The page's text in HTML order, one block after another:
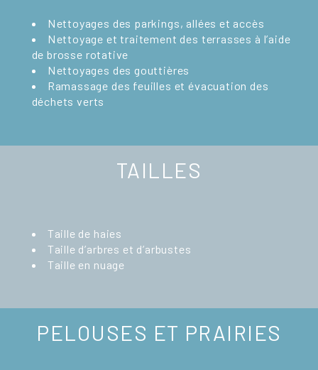
PELOUSES ET PRAIRIES
TAILLES
Taille de haies
Taille d’arbres et d’arbustes
Taille en nuage
Nettoyages des parkings, allées et accès
Nettoyage et traitement des terrasses à l’aide
de brosse rotative
Nettoyages des gouttières
Ramassage des feuilles et évacuation des
déchets verts